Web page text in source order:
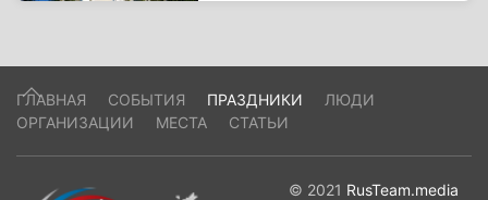
ГЛАВНАЯ СОБЫТИЯ ПРАЗДНИКИ
ЛЮДИ
ОРГАНИЗАЦИИ
МЕСТА СТАТЬИ
© 2021 RusTeam.media